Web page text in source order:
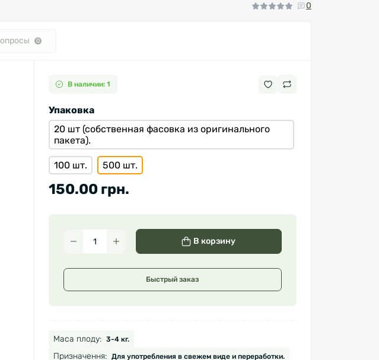
0
0
В наличии: 1
Упаковка
20 шт (собственная фасовка из оригинального
пакета).
100 шт. 500 шт.
150.00 грн.
В корзину
Быстрый заказ
Маса плоду: 3-4 кг.
Призначення: Для употребления в свежем виде и переработки.